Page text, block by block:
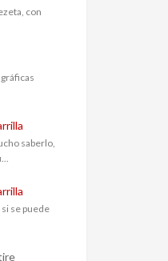
con
saberlo,
se puede